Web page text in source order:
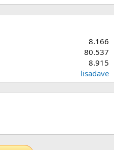
8.166
80.537
8.915
lisadave